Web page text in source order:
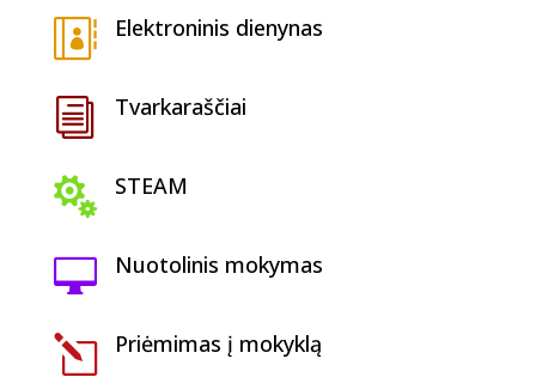
 Elektroninis dienynas
i Tvarkaraščiai
 STEAM
 Nuotolinis mokymas
l Priėmimas į mokyklą